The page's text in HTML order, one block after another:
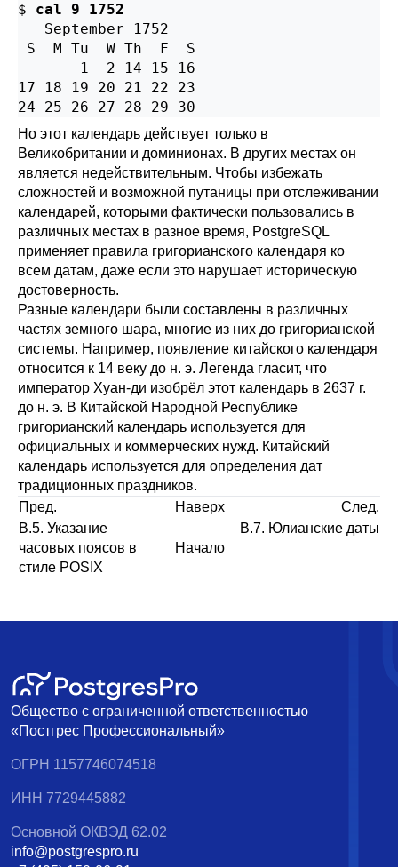
$ cal 9 1752
   September 1752
S  M Tu  W Th  F  S
       1  2 14 15 16
17 18 19 20 21 22 23
Но этот календарь действует только в
Великобритании и доминионах. В других местах он
является недействительным. Чтобы избежать
сложностей и возможной путаницы при отслеживании
календарей, которыми фактически пользовались в
различных местах в разное время, PostgreSQL
применяет правила григорианского календаря ко
всем датам, даже если это нарушает историческую
достоверность.
Разные календари были составлены в различных
частях земного шара, многие из них до григорианской
системы. Например, появление китайского календаря
относится к 14 веку до н. э. Легенда гласит, что
император Хуан-ди изобрёл этот календарь в 2637 г.
до н. э. В Китайской Народной Республике
григорианский календарь используется для
официальных и коммерческих нужд. Китайский
календарь используется для определения дат
традиционных праздников.
Пред.
Наверх
След.
B.5. Указание
часовых поясов в
стиле POSIX
Начало
B.7. Юлианские даты
Общество с ограниченной ответственностью
«Постгрес Профессиональный»
ОГРН 1157746074518
ИНН 7729445882
Основной ОКВЭД 62.02
info@postgrespro.ru